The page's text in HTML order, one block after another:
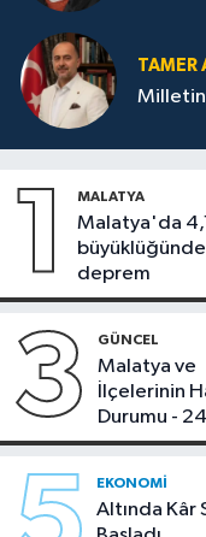
TAMER
Milletin
1 MALATYA
Malatya'da 4,1
büyüklüğünde
deprem
3 GÜNCEL
Malatya ve
İlçelerinin
Durumu - 24
Temmuz
EKONOMI
Altında Kâr